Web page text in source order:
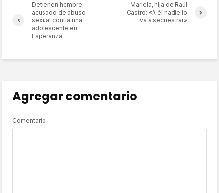
Detienen hombre
acusado de abuso
sexual contra una
adolescente en
Esperanza
Mariela, hija de Raúl
Castro: «A él nadie lo
va a secuestrar»
Agregar comentario
Comentario